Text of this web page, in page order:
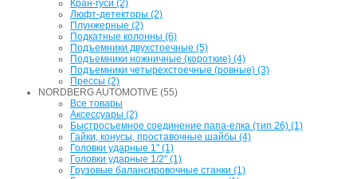
Кран-гуси (2)
Люфт-детекторы (2)
Плунжерные (2)
Подкатные колонны (6)
Подъемники двухстоечные (5)
Подъемники ножничные (короткие) (4)
Подъемники четырехстоечные (ровные) (3)
Прессы (2)
NORDBERG AUTOMOTIVE (55)
Все товары
Аксессуары (2)
Быстросъемное соединение папа-елка (тип 26) (1)
Гайки, конусы, проставочные шайбы (4)
Головки ударные 1" (1)
Головки ударные 1/2" (1)
Грузовые балансировочные станки (1)